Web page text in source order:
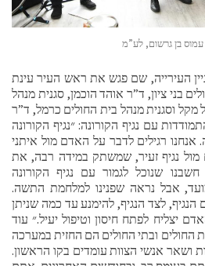
עמוס בן גרשום, לע”מ
העירייה, שם פגש את ראש העיר עינת
בני ציון, ד”ר אוהד הוכמן, סגנית מנהל
וסגנית מנהל בית החולים כרמל, ד”ר
עם נגיף הקורונה: ״נגיף הקורונה
אנחנו רגילים לדבר על האדם מול איתני
מול נגיף זעיר, שמשתק במידה רבה, את
שנוכל לגמור עם נגיף הקורונה
אבל נראה שפנינו למלחמת התשה.
הנגיף, לצד הנגיף, להימנע עד כמה שניתן
יצליח לפתח חיסון וטיפול יעיל.״ עוד
החולים ובתי החולים הם החזית במערכה
ושאר אנשי הצוות עומדים בקו הראשון.